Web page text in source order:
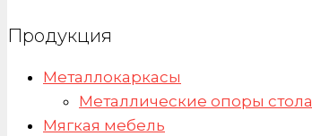
Продукция
Металлокаркасы
Металлические опоры стола
Мягкая мебель